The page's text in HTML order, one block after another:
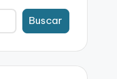
Buscar